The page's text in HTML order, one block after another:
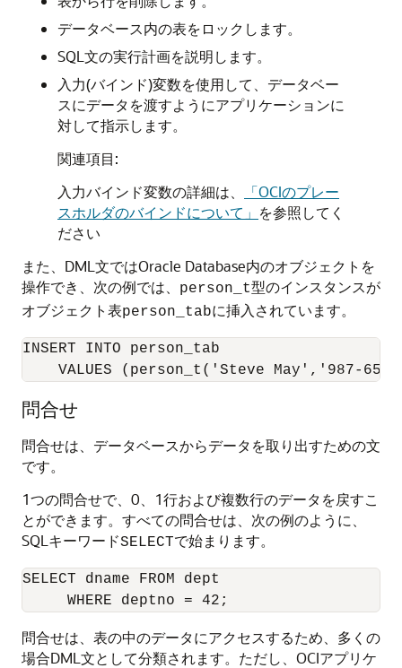
データベース内の表をロックします。
SQL文の実行計画を説明します。
入力(バインド)変数を使用して、データベー
スにデータを渡すようにアプリケーションに
対して指示します。
関連項目:
入力バインド変数の詳細は、
「OCIのプレー
スホルダのバインドについて」 を参照してく
ださい
また、DML文ではOracle Database内のオブジェクトを
操作でき、次の例では、
person_t型のインスタンスが
オブジェクト表person_tabに挿入されています。
INSERT INTO person_tab
VALUES (person_t('Steve May','987-65-
問合せ
問合せは、データベースからデータを取り出すための文
です。
1つの問合せで、0、1行および複数行のデータを戻すこ
とができます。すべての問合せは、次の例のように、
SQLキーワードSELECTで始まります。
SELECT dname FROM dept
問合せは、表の中のデータにアクセスするため、多くの
場合DML文として分類されます。ただし、OCIアプリケ